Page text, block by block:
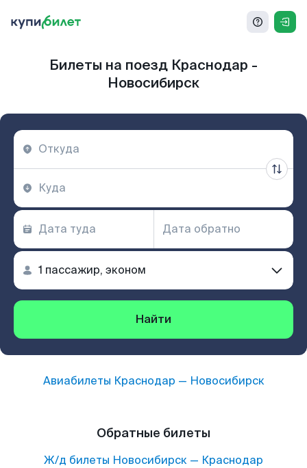
Билеты на поезд Краснодар -
Новосибирск
Найти
Авиабилеты Краснодар — Новосибирск
Обратные билеты
Ж/д билеты Новосибирск — Краснодар